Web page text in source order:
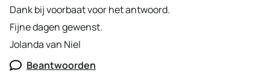
Dank bij voorbaat voor het antwoord.
Fijne dagen gewenst.
Jolanda van Niel
Beantwoorden